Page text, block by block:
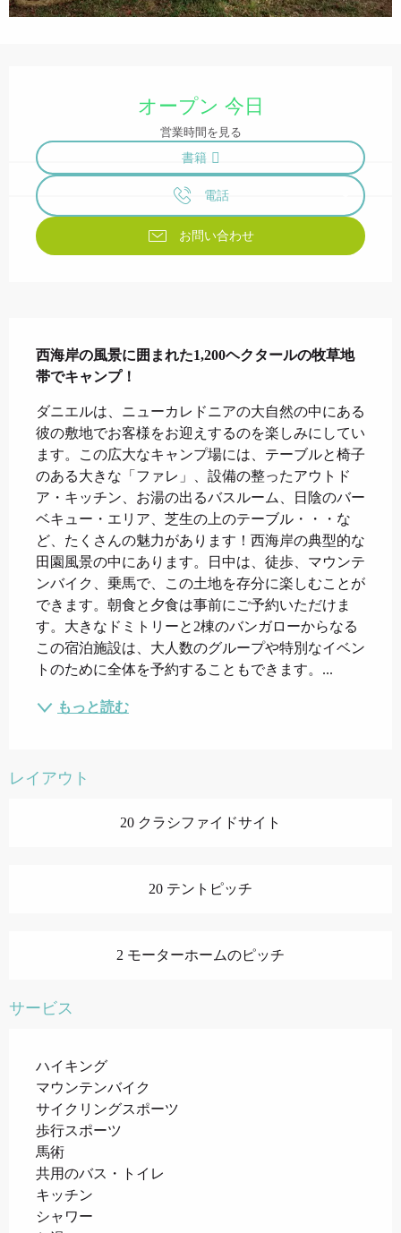
オープン 今日
営業時間を見る
書籍
電話
お問い合わせ
西海岸の風景に囲まれた1,200ヘクタールの牧草地
帯でキャンプ！
ダニエルは、ニューカレドニアの大自然の中にある
彼の敷地でお客様をお迎えするのを楽しみにしてい
ます。この広大なキャンプ場には、テーブルと椅子
のある大きな「ファレ」、設備の整ったアウトド
ア・キッチン、お湯の出るバスルーム、日陰のバー
ベキュー・エリア、芝生の上のテーブル・・・な
ど、たくさんの魅力があります！西海岸の典型的な
田園風景の中にあります。日中は、徒歩、マウンテ
ンバイク、乗馬で、この土地を存分に楽しむことが
できます。朝食と夕食は事前にご予約いただけま
す。大きなドミトリーと2棟のバンガローからなる
この宿泊施設は、大人数のグループや特別なイベン
トのために全体を予約することもできます。...
もっと読む
レイアウト
20 クラシファイドサイト
20 テントピッチ
2 モーターホームのピッチ
サービス
ハイキング
マウンテンバイク
サイクリングスポーツ
歩行スポーツ
馬術
共用のバス・トイレ
キッチン
シャワー